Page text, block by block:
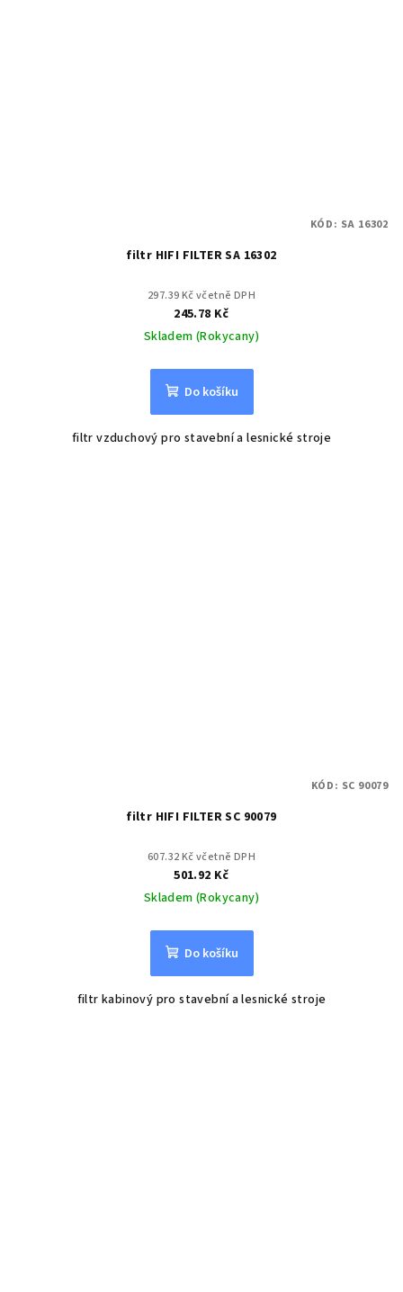
filtr HIFI FILTER SA 16302
297.39 Kč včetně DPH
245.78 Kč
Skladem (Rokycany)
Do košíku
filtr vzduchový pro stavební a lesnické stroje
KÓD: SA 16302
filtr HIFI FILTER SC 90079
607.32 Kč včetně DPH
501.92 Kč
Skladem (Rokycany)
Do košíku
filtr kabinový pro stavební a lesnické stroje
KÓD: SC 90079